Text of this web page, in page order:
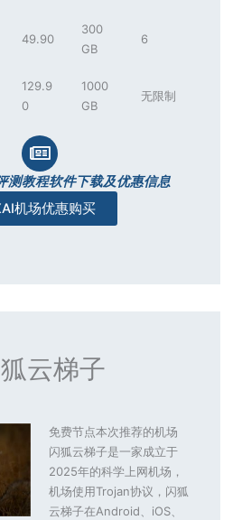
49.90
300
GB
6
129.9
0
1000
GB
无限制
测教程软件下载及优惠信息
机场优惠购买
云梯子
免费节点本次推荐的机场
闪狐云梯子是一家成立于
2025年的科学上网机场，
机场使用Trojan协议，闪狐
云梯子在Android、iOS、